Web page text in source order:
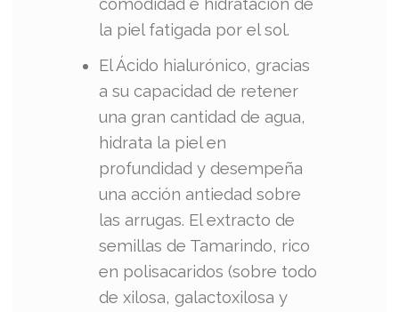
comodidad e hidratación de
la piel fatigada por el sol.
El Ácido hialurónico, gracias
a su capacidad de retener
una gran cantidad de agua,
hidrata la piel en
profundidad y desempeña
una acción antiedad sobre
las arrugas. El extracto de
semillas de Tamarindo, rico
en polisacaridos (sobre todo
de xilosa, galactoxilosa y